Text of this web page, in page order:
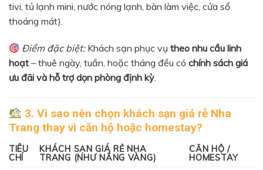
tivi, tủ lạnh mini, nước nóng lạnh, bàn làm việc, cửa sổ
thoáng mát).
Điểm đặc biệt:Khách sạn phục vụtheo nhu cầu linh
hoạt – thuê ngày, tuần, hoặc tháng đều có chính sách giá
ưu đãi và hỗ trợ dọn phòng định kỳ.
3. Vì sao nên chọn khách sạn giá rẻ Nha
Trang thay vì căn hộ hoặc homestay?
TIÊU
CHÍ
KHÁCH SẠN GIÁ RẺ NHA
TRANG (NHƯ NẮNG VÀNG)
CĂN HỘ /
HOMESTAY